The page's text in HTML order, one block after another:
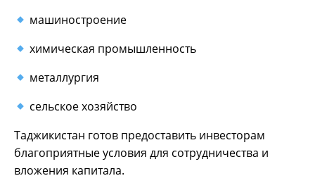
машиностроение
химическая промышленность
металлургия
сельское хозяйство
Таджикистан готов предоставить инвесторам
благоприятные условия для сотрудничества и
вложения капитала.